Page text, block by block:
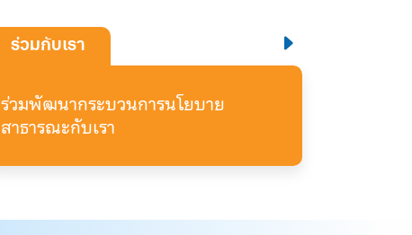
ร่วมกับเรา
ร่วมพัฒนากระบวนการนโยบาย
สาธารณะกับเรา